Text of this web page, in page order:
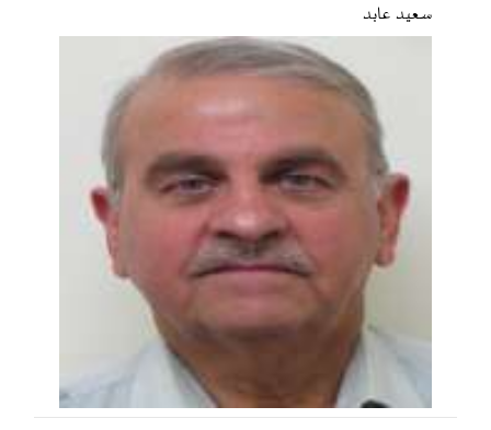
سعید عابد